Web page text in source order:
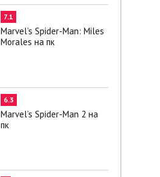
7.1
Marvel’s Spider-Man: Miles
Morales на пк
6.3
Marvel’s Spider-Man 2 на
пк